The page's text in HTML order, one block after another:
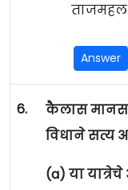
Answer
6.
कैलास
विधाने सत्य
(a) या यात्रेचे